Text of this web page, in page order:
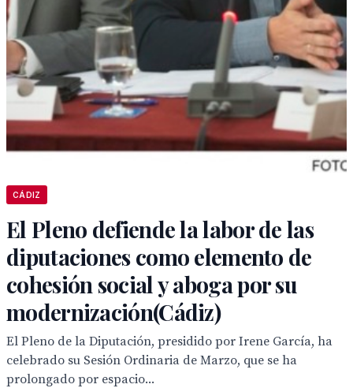
CÁDIZ
El Pleno defiende la labor de las
diputaciones como elemento de
cohesión social y aboga por su
modernización(Cádiz)
El Pleno de la Diputación, presidido por Irene García, ha
celebrado su Sesión Ordinaria de Marzo, que se ha
prolongado por espacio...